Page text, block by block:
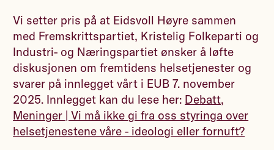
Vi setter pris på at Eidsvoll Høyre sammen
med Fremskrittspartiet, Kristelig Folkeparti og
Industri- og Næringspartiet ønsker å løfte
diskusjonen om fremtidens helsetjenester og
svarer på innlegget vårt i EUB 7. november
2025. Innlegget kan du lese her: Debatt,
Meninger | Vi må ikke gi fra oss styringa over
helsetjenestene våre - ideologi eller fornuft?